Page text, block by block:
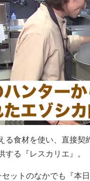
る食材を使い、直接
する『レスカリエ』。
ットのなかでも『本